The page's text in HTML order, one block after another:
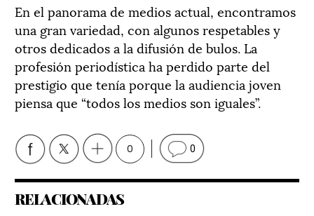
En el panorama de medios actual, encontramos
una gran variedad, con algunos respetables y
otros dedicados a la difusión de bulos. La
profesión periodística ha perdido parte del
prestigio que tenía porque la audiencia joven
piensa que “todos los medios son iguales”.
0 0
RELACIONADAS